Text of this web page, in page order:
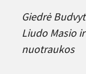
Giedrė
Liudo Masio
nuotraukos